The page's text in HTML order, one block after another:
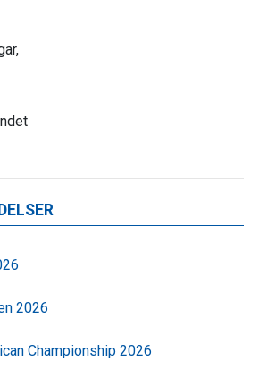
2026
Championship 2026